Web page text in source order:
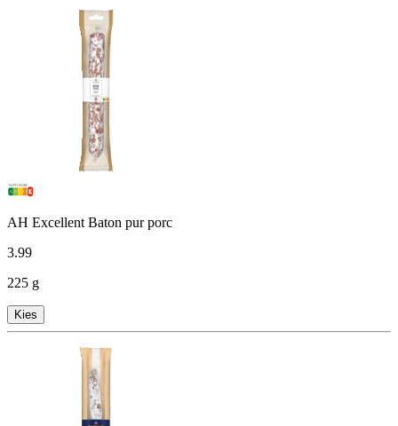
AH Excellent Baton pur porc
3.99
225 g
Kies